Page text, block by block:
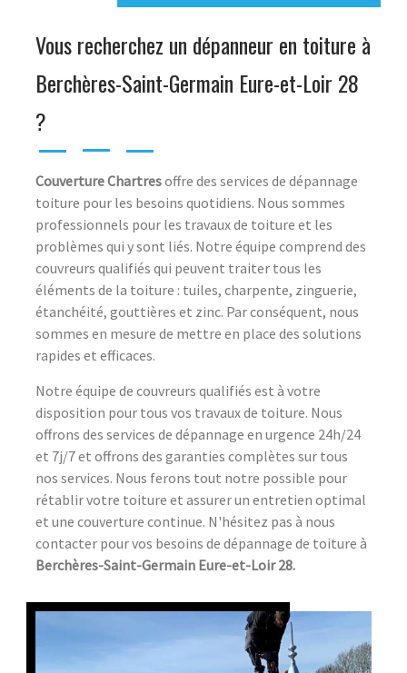
Vous recherchez un dépanneur en toiture à
Berchères-Saint-Germain Eure-et-Loir 28
?
Couverture Chartresoffre des services de dépannage
toiture pour les besoins quotidiens. Nous sommes
professionnels pour les travaux de toiture et les
problèmes qui y sont liés. Notre équipe comprend des
couvreurs qualifiés qui peuvent traiter tous les
éléments de la toiture : tuiles, charpente, zinguerie,
étanchéité, gouttières et zinc. Par conséquent, nous
sommes en mesure de mettre en place des solutions
rapides et efficaces.
Notre équipe de couvreurs qualifiés est à votre
disposition pour tous vos travaux de toiture. Nous
offrons des services de dépannage en urgence 24h/24
et 7j/7 et offrons des garanties complètes sur tous
nos services. Nous ferons tout notre possible pour
rétablir votre toiture et assurer un entretien optimal
et une couverture continue. N'hésitez pas à nous
contacter pour vos besoins de dépannage de toiture à
Berchères-Saint-Germain Eure-et-Loir 28.